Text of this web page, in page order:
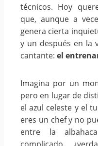
técnicos. Hoy
que, aunque a
genera cierta
y un después en la
cantante: el
Imagina por un
pero en lugar de
el azul celeste y el
eres un chef y no
entre la